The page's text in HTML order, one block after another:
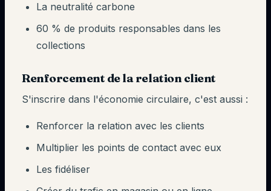
La neutralité carbone
60 % de produits responsables dans les
collections
Renforcement de la relation client
S'inscrire dans l'économie circulaire, c'est aussi :
Renforcer la relation avec les clients
Multiplier les points de contact avec eux
Les fidéliser